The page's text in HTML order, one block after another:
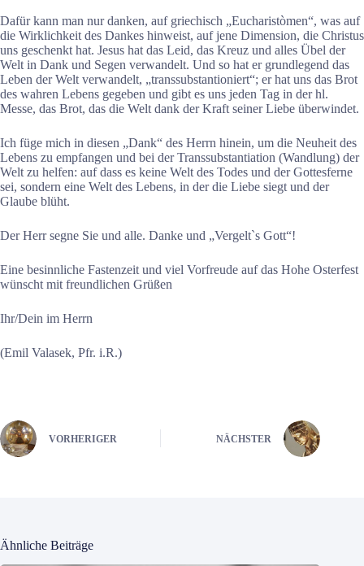
Dafür kann man nur danken, auf griechisch „Eucharistòmen“, was auf
die Wirklichkeit des Dankes hinweist, auf jene Dimension, die Christus
uns geschenkt hat. Jesus hat das Leid, das Kreuz und alles Übel der
Welt in Dank und Segen verwandelt. Und so hat er grundlegend das
Leben der Welt verwandelt, „transsubstantioniert“; er hat uns das Brot
des wahren Lebens gegeben und gibt es uns jeden Tag in der hl.
Messe, das Brot, das die Welt dank der Kraft seiner Liebe überwindet.
Ich füge mich in diesen „Dank“ des Herrn hinein, um die Neuheit des
Lebens zu empfangen und bei der Transsubstantiation (Wandlung) der
Welt zu helfen: auf dass es keine Welt des Todes und der Gottesferne
sei, sondern eine Welt des Lebens, in der die Liebe siegt und der
Glaube blüht.
Der Herr segne Sie und alle. Danke und „Vergelt`s Gott“!
Eine besinnliche Fastenzeit und viel Vorfreude auf das Hohe Osterfest
wünscht mit freundlichen Grüßen
Ihr/Dein im Herrn
(Emil Valasek, Pfr. i.R.)
VORHERIGER NÄCHSTER
Ähnliche Beiträge